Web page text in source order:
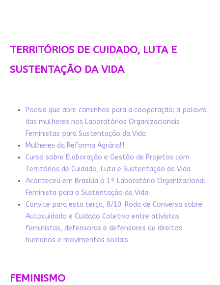
TERRITÓRIOS DE CUIDADO, LUTA E
SUSTENTAÇÃO DA VIDA
Poesia que abre caminhos para a cooperação: a palavra
das mulheres nos Laboratórios Organizacionais
Feministas para Sustentação da Vida
Mulheres da Reforma Agrária!!!
Curso sobre Elaboração e Gestão de Projetos com
Territórios de Cuidado, Luta e Sustentação da Vida
Aconteceu em Brasília o 1º Laboratório Organizacional
Feminista para a Sustentação da Vida
Convite para esta terça, 8/10: Roda de Conversa sobre
Autocuidado e Cuidado Coletivo entre ativistas
feministas, defensoras e defensores de direitos
humanos e movimentos sociais
FEMINISMO